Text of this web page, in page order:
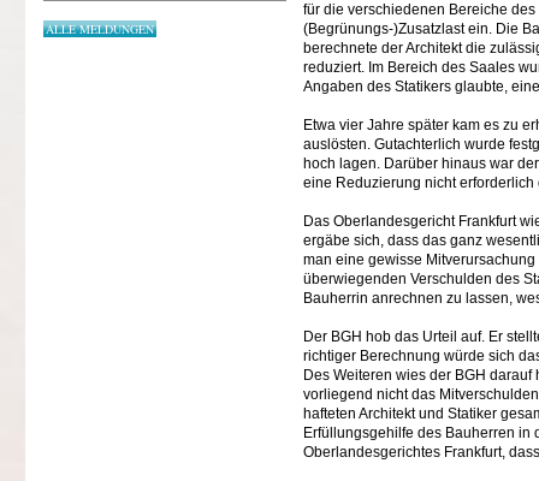
ALLE MELDUNGEN
für die verschiedenen Bereiche
(Begrünungs-)Zusatzlast ein. Die
berechnete der Architekt die
reduziert. Im Bereich des Saales
Angaben des Statikers glaubte,
Etwa vier Jahre später kam es zu
auslösten. Gutachterlich wurde
hoch lagen. Darüber hinaus war
eine Reduzierung nicht
Das Oberlandesgericht Frankfurt
ergäbe sich, dass das ganz
man eine gewisse
überwiegenden Verschulden des
Bauherrin anrechnen zu lassen,
Der BGH hob das Urteil auf. Er
richtiger Berechnung würde sich
Des Weiteren wies der BGH
vorliegend nicht das
hafteten Architekt und Statiker
Erfüllungsgehilfe des Bauherren in
Oberlandesgerichtes Frankfurt,